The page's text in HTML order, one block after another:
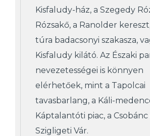
Kisfaludy-ház, a Szegedy
Rózsakő, a Ranolder
túra badacsonyi szakasza,
Kisfaludy kilátó. Az Északi
nevezetességei is könnyen
elérhetőek, mint a Tapolcai
tavasbarlang, a Káli-
Káptalantóti piac, a Csobánc
Szigligeti Vár.